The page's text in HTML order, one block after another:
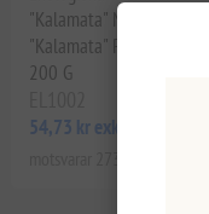
"Kalamata" Med Extra
"Kalamata" P.D.O. Greek
200 G
54,73 kr exkl moms